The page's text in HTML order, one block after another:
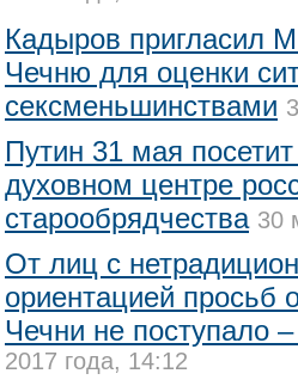
Кадыров пригласил
Чечню для оценки
сексменьшинствами
Путин 31 мая
духовном центре
старообрядчества 30
От лиц с
ориентацией просьб
Чечни не поступало
2017 года, 14:12